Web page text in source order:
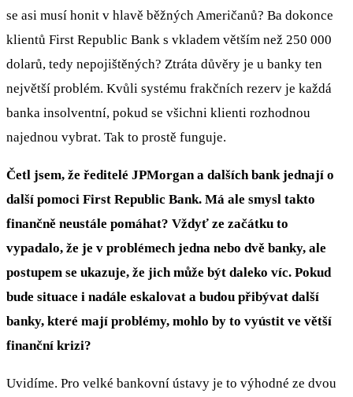
se asi musí honit v hlavě běžných Američanů? Ba dokonce
klientů First Republic Bank s vkladem větším než 250 000
dolarů, tedy nepojištěných? Ztráta důvěry je u banky ten
největší problém. Kvůli systému frakčních rezerv je každá
banka insolventní, pokud se všichni klienti rozhodnou
najednou vybrat. Tak to prostě funguje.
Četl jsem, že ředitelé JPMorgan a dalších bank jednají o
další pomoci First Republic Bank. Má ale smysl takto
finančně neustále pomáhat? Vždyť ze začátku to
vypadalo, že je v problémech jedna nebo dvě banky, ale
postupem se ukazuje, že jich může být daleko víc. Pokud
bude situace i nadále eskalovat a budou přibývat další
banky, které mají problémy, mohlo by to vyústit ve větší
finanční krizi?
Uvidíme. Pro velké bankovní ústavy je to výhodné ze dvou